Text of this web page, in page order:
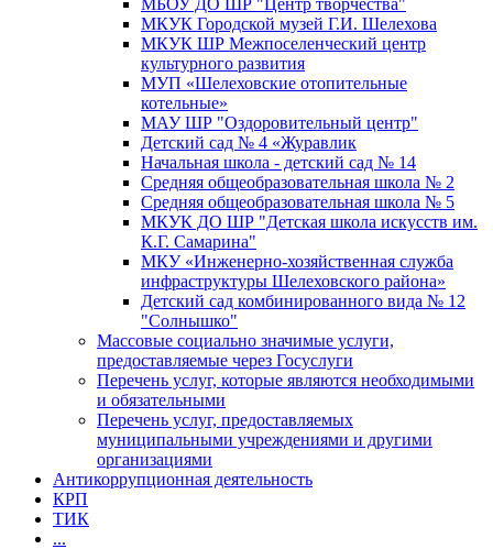
МКУК Городской музей Г.И. Шелехова
МКУК ШР Межпоселенческий центр
культурного развития
МУП «Шелеховские отопительные
котельные»
МАУ ШР "Оздоровительный центр"
Детский сад № 4 «Журавлик
Начальная школа - детский сад № 14
Средняя общеобразовательная школа № 2
Средняя общеобразовательная школа № 5
МКУК ДО ШР "Детская школа искусств им.
К.Г. Самарина"
МКУ «Инженерно-хозяйственная служба
инфраструктуры Шелеховского района»
Детский сад комбинированного вида № 12
"Солнышко"
Массовые социально значимые услуги,
предоставляемые через Госуслуги
Перечень услуг, которые являются необходимыми
и обязательными
Перечень услуг, предоставляемых
муниципальными учреждениями и другими
организациями
Антикоррупционная деятельность
КРП
ТИК
...